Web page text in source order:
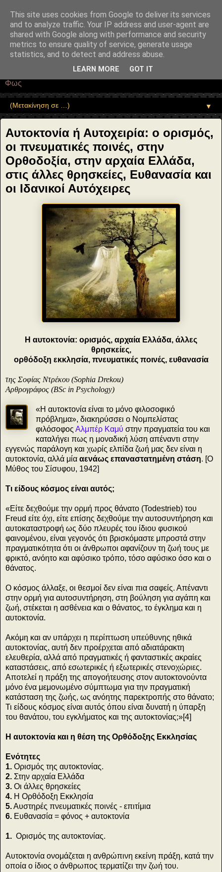
"potentialAction": { "@type": "ReadAction", "target":
"https://www.sophia-ntrekou.gr/2013/09/i-aytoktonia-kai-i-thesi-tis-
orthodoksis-ekklisias.html" } }
Αέναη επΑνάσταση
• Επιστήμη • Ψυχολογία • Λογοτεχνία • Τέχνες • Θεολογία •
Φιλοσοφία • Στοχασμοί... για τη μνήμη, τον άνθρωπο και το
Φως
▼
Αυτοκτονία ή Αυτοχειρία: ο ορισμός,
οι πνευματικές ποινές, στην
Ορθοδοξία, στην αρχαία Ελλάδα,
στις άλλες θρησκείες, Ευθανασία και
οι Ιδανικοί Αυτόχειρες
Η αυτοκτονία: ορισμός, αρχαία Ελλάδα, άλλες
θρησκείες,
ορθόδοξη εκκλησία, πνευματικές ποινές, ευθανασία
της Σοφίας Ντρέκου (Sophia Drekou)
Αρθρογράφος (BSc in Psychology)
«Η αυτοκτονία είναι το μόνο φιλοσοφικό
πρόβλημα», διακηρύσσει ο Νομπελίστας
φιλόσοφος Αλμπέρ Καμύ στην πραγματεία του και
καταλήγει πως η μοναδική λύση απέναντι στην
εγγενώς παράλογη και χωρίς ελπίδα ζωή μας δεν είναι η
αυτοκτονία, αλλά μία αενάως επαναστατημένη στάση. [Ο
Μύθος του Σίσυφου, 1942]
Τι είδους κόσμος είναι αυτός;
«Είτε δεχθούμε την ορμή προς θάνατο (Todestrieb) του
Freud είτε όχι, είτε επίσης δεχθούμε την αυτοσυντήρηση και
αυτοκαταστροφή ως δύο πλευρές του ίδιου φυσικού
φαινομένου, είναι γεγονός ότι βρισκόμαστε μπροστά στην
πραγματικότητα ότι οι άνθρωποι αφανίζουν τη ζωή τους με
φρικτό, ανόητο και αφύσικο τρόπο, τόσο αφύσικο όσο και ο
θάνατος.
Ο κόσμος άλλαξε, οι θεσμοί δεν είναι πια σαφείς. Απέναντι
στην ορμή για αυτοσυντήρηση, στη βούληση για αγάπη και
ζωή, στέκεται η ασθένεια και ο θάνατος, το έγκλημα και η
αυτοκτονία.
Ακόμη και αν υπάρχει η περίπτωση υπεύθυνης ηθικά
αυτοκτονίας, αυτή δεν προέρχεται από αδιατάρακτη
ελευθερία, αλλά από πραγματικές ή φανταστικές ακραίες
καταστάσεις, από εσωτερικές ή εξωτερικές στενοχώριες.
Αποτελεί η πράξη της απογοήτευσης στον αυτοκτονούντα
μόνο ένα μεμονωμένο σύμπτωμα για την πραγματική
κατάσταση της ζωής, ως ανόητης παρεκτροπής στο θάνατο;
Τι είδους κόσμος είναι αυτός όπου είναι δυνατή η ύπαρξη
του θανάτου, του εγκλήματος και της αυτοκτονίας;»[4]
Η αυτοκτονία και η θέση της Ορθόδοξης Εκκλησίας
Ενότητες
1. Ορισμός της αυτοκτονίας.
2. Στην αρχαία Ελλάδα
3. Οι άλλες θρησκείες
4. Η Ορθόδοξη Εκκλησία
5.Αυστηρές πνευματικές ποινές - επιτίμια
6. Ευθανασία = φόνος + αυτοκτονία
1. Ορισμός της αυτοκτονίας.
Αυτοκτονία ονομάζεται η ανθρώπινη εκείνη πράξη, κατά την
οποία ο ίδιος ο άνθρωπος τερματίζει την ζωή του.
This site uses cookies from Google to deliver its services
and to analyze traffic. Your IP address and user-agent are
shared with Google along with performance and security
metrics to ensure quality of service, generate usage
statistics, and to detect and address abuse.
LEARN MORE GOT IT